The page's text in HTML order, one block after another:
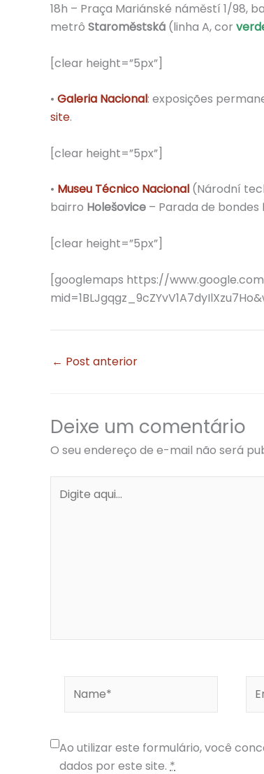
18h – Praça Mariánské náměstí 1/98,
metrô Staroměstská (linha A, cor
[clear height=”5px”]
• Galeria Nacional: exposições
site.
[clear height=”5px”]
• Museu Técnico Nacional (Národní
bairro Holešovice – Parada de bondes
[clear height=”5px”]
[googlemaps https://
← Post anterior
Deixe um comentário
O seu endereço de e-mail não será
aqui...
Ao utilizar este formulário, você
dados por este site. *